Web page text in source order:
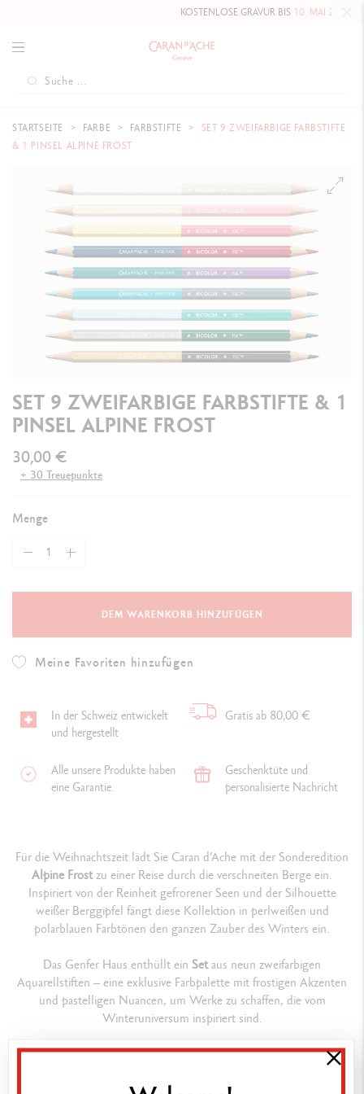
KOSTENLOSE GRAVUR BIS10. MAI 2026
STARTSEITE FARBE FARBSTIFTE
SET 9 ZWEIFARBIGE FARBSTIFTE
& 1 PINSEL ALPINE FROST
SET 9 ZWEIFARBIGE FARBSTIFTE & 1
PINSEL ALPINE FROST
30,00 €
+ 30 Treuepunkte
Menge
DEM WARENKORB HINZUFÜGEN
Meine Favoriten hinzufügen
In der Schweiz entwickelt
und hergestellt
Gratis ab 80,00 €
Alle unsere Produkte haben
eine Garantie.
Geschenktüte und
personalisierte Nachricht
Für die Weihnachtszeit lädt Sie Caran d’Ache mit der Sonderedition
Alpine Frostzu einer Reise durch die verschneiten Berge ein.
Inspiriert von der Reinheit gefrorener Seen und der Silhouette
weißer Berggipfel fängt diese Kollektion in perlweißen und
polarblauen Farbtönen den ganzen Zauber des Winters ein.
Das Genfer Haus enthüllt ein Setaus neun zweifarbigen
Aquarellstiften – eine exklusive Farbpalette mit frostigen Akzenten
und pastelligen Nuancen, um Werke zu schaffen, die vom
Winteruniversum inspiriert sind.